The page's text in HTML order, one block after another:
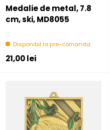
Medalie de metal, 7.8
cm, ski, MD8055
Disponibil la pre-comanda
Pret initial
21,00 lei